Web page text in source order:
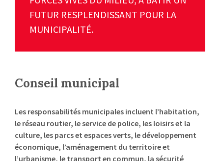
FUTUR RESPLENDISSANT POUR LA
MUNICIPALITÉ.
Conseil municipal
Les responsabilités municipales incluent l’habitation,
le réseau routier, le service de police, les loisirs et la
culture, les parcs et espaces verts, le développement
économique, l’aménagement du territoire et
l’urbanisme, le transport en commun, la sécurité